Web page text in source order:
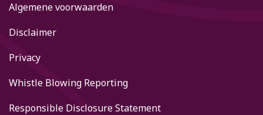
Algemene voorwaarden
Disclaimer
Privacy
Whistle Blowing Reporting
Responsible Disclosure Statement